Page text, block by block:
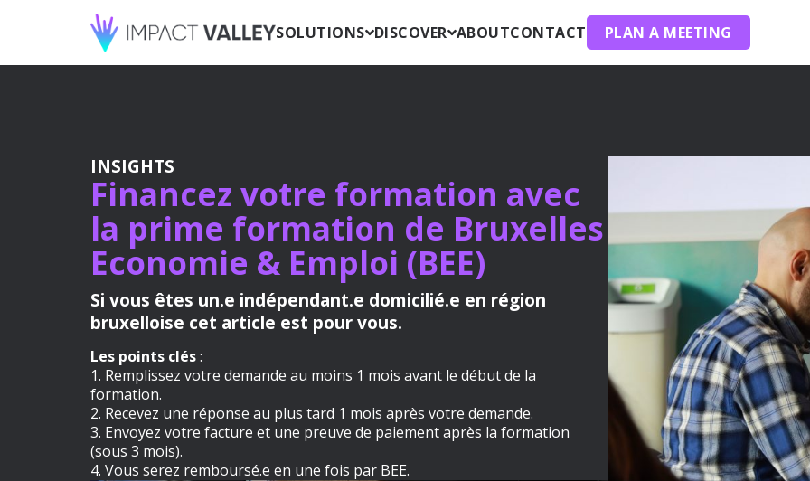
SOLUTIONS DISCOVER ABOUTCONTACT PLAN A MEETING
INSIGHTS
Financez votre formation avec
la prime formation de Bruxelles
Economie & Emploi (BEE)
Si vous êtes un.e indépendant.e domicilié.e en région
bruxelloise cet article est pour vous.
Les points clés:
1. Remplissez votre demande au moins 1 mois avant le début de la
formation.
2. Recevez une réponse au plus tard 1 mois après votre demande.
3. Envoyez votre facture et une preuve de paiement après la formation
(sous 3 mois).
4. Vous serez remboursé.e en une fois par BEE.